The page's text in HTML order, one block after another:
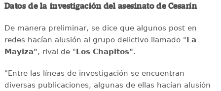
Datos de la investigación del asesinato de Cesarín
De manera preliminar, se dice que algunos post en
redes hacían alusión al grupo delictivo llamado " La
Mayiza", rival de " Los Chapitos".
"Entre las líneas de investigación se encuentran
diversas publicaciones, algunas de ellas hacían alusión